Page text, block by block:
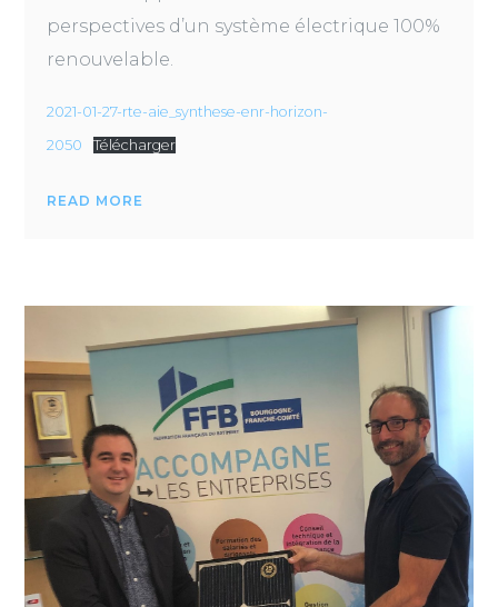
perspectives d’un système électrique 100%
renouvelable.
2021-01-27-rte-aie_synthese-enr-horizon-
2050
Télécharger
READ MORE